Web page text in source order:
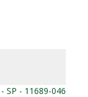
SP - 11689-046